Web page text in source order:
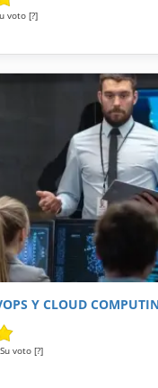
voto [?]
Y CLOUD
voto [?]